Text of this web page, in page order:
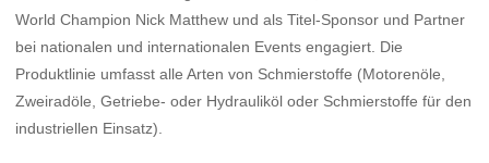
World Champion Nick Matthew und als Titel-Sponsor und Partner
bei nationalen und internationalen Events engagiert. Die
Produktlinie umfasst alle Arten von Schmierstoffe (Motorenöle,
Zweiradöle, Getriebe- oder Hydrauliköl oder Schmierstoffe für den
industriellen Einsatz).